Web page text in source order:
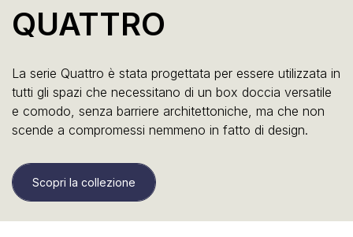
QUATTRO
La serie Quattro è stata progettata per essere utilizzata in
tutti gli spazi che necessitano di un box doccia versatile
e comodo, senza barriere architettoniche, ma che non
scende a compromessi nemmeno in fatto di design.
Scopri la collezione